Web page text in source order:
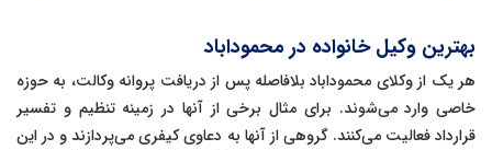
بهترین وکیل خانواده در محموداباد
هر یک از وکلای محموداباد بلافاصله پس از دریافت پروانه وکالت، به حوزه
خاصی وارد می‌شوند. برای مثال برخی از آنها در زمینه تنظیم و تفسیر
قرارداد فعالیت می‌کنند. گروهی از آنها به دعاوی کیفری می‌پردازند و در این